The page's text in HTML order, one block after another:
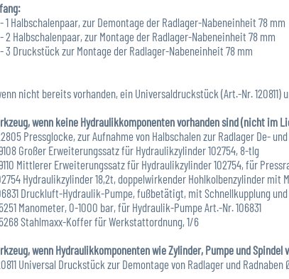
- 1 Halbschalenpaar, zur Demontage der Radlager-Nabeneinheit 78 mm
- 2 Halbschalenpaar, zur Montage der Radlager-Nabeneinheit 78 mm
- 3 Druckstück zur Montage der Radlager-Nabeneinheit 78 mm
nicht bereits vorhanden, ein Universaldruckstück (Art.-Nr.
wenn keine Hydraulikkomponenten vorhanden sind (nicht im
Pressglocke, zur Aufnahme von Halbschalen zur Radlager De-
Großer Erweiterungssatz für Hydraulikzylinder 102754, 8-tlg
Mittlerer Erweiterungssatz für Hydraulikzylinder 102754, für
Hydraulikzylinder 18,2t, doppelwirkender Hohlkolbenzylinder mit
Druckluft-Hydraulik-Pumpe, fußbetätigt, mit Schnellkupplung
Manometer, 0-1000 bar, für Hydraulik-Pumpe Art.-Nr. 106831
Stahlmaxx-Koffer für Werkstattordnung, 1/6
wenn Hydraulikkomponenten wie Zylinder, Pumpe und
Universal Druckstück zur Demontage von Radlager und